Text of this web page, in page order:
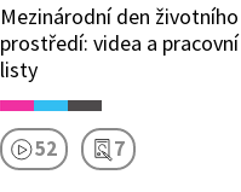
Mezinárodní den životního
prostředí: videa a pracovní
listy
52 7